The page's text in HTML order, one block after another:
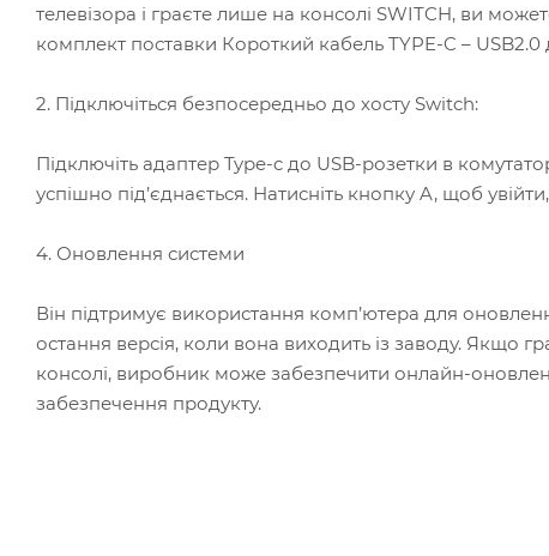
телевізора і граєте лише на консолі SWITCH, ви
комплект поставки Короткий кабель TYPE-C – USB2.0
2. Підключіться безпосередньо до хосту Switch:
Підключіть адаптер Type-c до USB-розетки в
успішно під’єднається. Натисніть кнопку A, щоб
4. Оновлення системи
Він підтримує використання комп’ютера для
остання версія, коли вона виходить із заводу. Якщо
консолі, виробник може забезпечити онлайн-
забезпечення продукту.